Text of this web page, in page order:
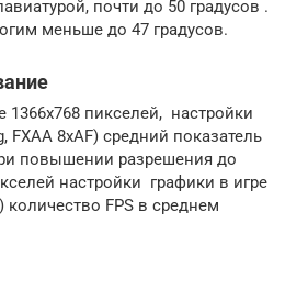
почти до 50 градусов .
меньше до 47 градусов.
пикселей, настройки
FXAA 8xAF) средний показатель
повышении разрешения до
настройки графики в игре
количество FPS в среднем